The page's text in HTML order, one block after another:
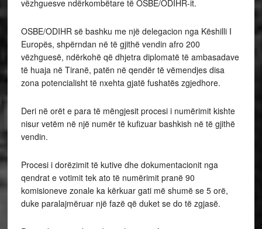
vëzhguesve ndërkombëtare të OSBE/ODIHR-it.
OSBE/ODIHR së bashku me një delegacion nga Këshilli I
Europës, shpërndan në të gjithë vendin afro 200
vëzhguesë, ndërkohë që dhjetra diplomatë të ambasadave
të huaja në Tiranë, patën në qendër të vëmendjes disa
zona potencialisht të nxehta gjatë fushatës zgjedhore.
Deri në orët e para të mëngjesit procesi i numërimit kishte
nisur vetëm në një numër të kufizuar bashkish në të gjithë
vendin.
Procesi i dorëzimit të kutive dhe dokumentacionit nga
qendrat e votimit tek ato të numërimit pranë 90
komisioneve zonale ka kërkuar gati më shumë se 5 orë,
duke paralajmëruar një fazë që duket se do të zgjasë.